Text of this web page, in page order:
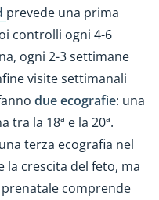
prevede una prima
controlli ogni 4-6
ogni 2-3 settimane
visite settimanali
due ecografie: una
tra la 18ª e la 20ª.
terza ecografia nel
crescita del feto, ma
comprende